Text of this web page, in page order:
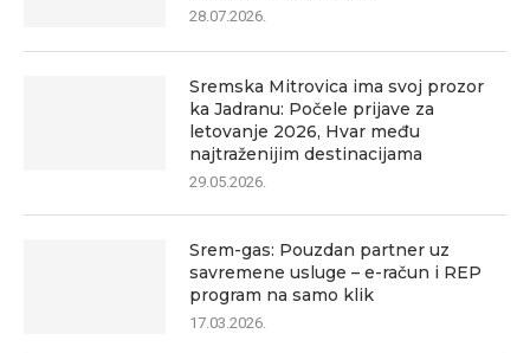
28.07.2026.
Sremska Mitrovica ima svoj prozor
ka Jadranu: Počele prijave za
letovanje 2026, Hvar među
najtraženijim destinacijama
29.05.2026.
Srem-gas: Pouzdan partner uz
savremene usluge – e-račun i REP
program na samo klik
17.03.2026.